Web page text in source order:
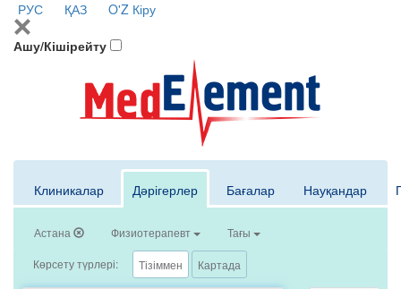
РУС ҚАЗ O'Z Кіру
Ашу/Кішірейту
Клиникалар Дәрігерлер Бағалар Науқандар
Астана Физиотерапевт Тағы
Көрсету түрлері: Тізіммен Картада